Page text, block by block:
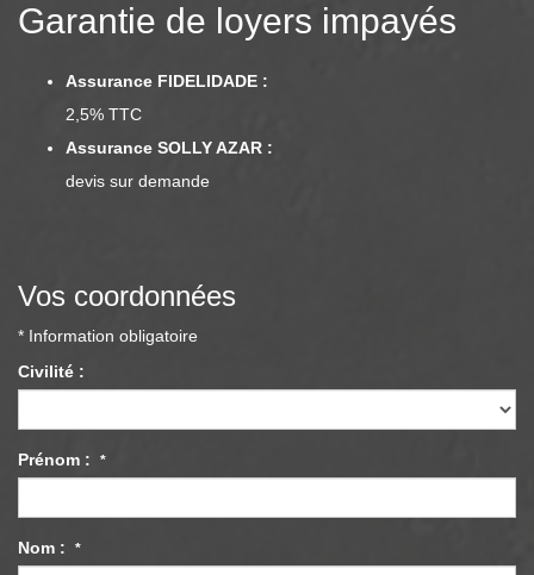
Garantie de loyers impayés
Assurance FIDELIDADE :
2,5% TTC
Assurance SOLLY AZAR :
devis sur demande
Vos coordonnées
* Information obligatoire
Civilité :
Prénom : *
Nom : *